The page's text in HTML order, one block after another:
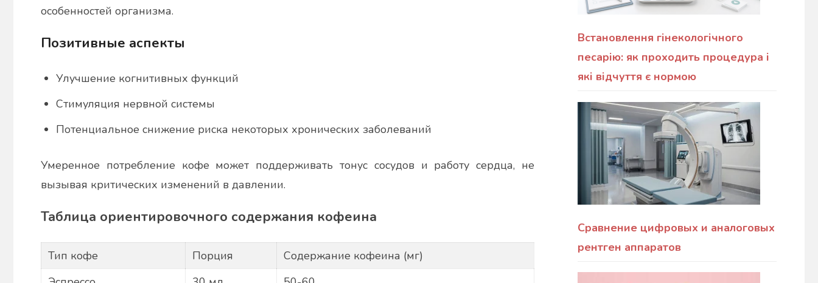
особенностей организма.
Позитивные аспекты
Улучшение когнитивных функций
Стимуляция нервной системы
Потенциальное снижение риска некоторых хронических заболеваний
Умеренное потребление кофе может поддерживать тонус сосудов и работу сердца, не
вызывая критических изменений в давлении.
Таблица ориентировочного содержания кофеина
Тип кофе Порция
Содержание кофеина (мг)
Встановлення гінекологічного
песарію: як проходить процедура і
які відчуття є нормою
Сравнение цифровых и аналоговых
рентген аппаратов